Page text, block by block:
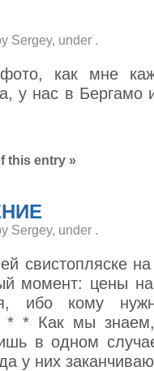
Sergey, under .
как мне
у нас в Бергамо
this entry »
Sergey, under .
свистопляске
момент: цены
ибо кому
* * Как мы
в одном
у них